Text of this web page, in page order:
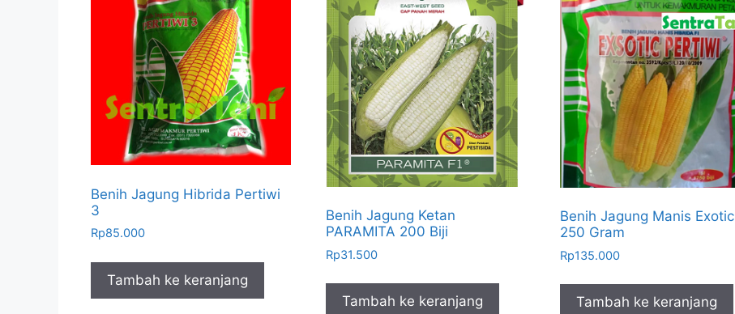
Benih Jagung Hibrida Pertiwi
3
Rp85.000
Tambah ke keranjang
Benih Jagung Ketan
PARAMITA 200 Biji
Rp31.500
Tambah ke keranjang
Benih Jagung Manis Exotic
250 Gram
Rp135.000
Tambah ke keranjang